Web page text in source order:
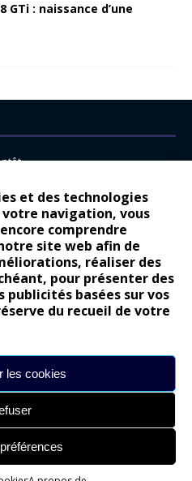
et des technologies
navigation, vous
comprendre
site web afin de
réaliser des
pour présenter des
publicités basées sur vos
du recueil de votre
les cookies
GTi : naissance d’une
pour Citroën
légende
envoûtante ?